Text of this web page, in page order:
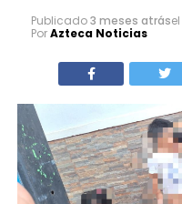
Publicado3 meses atrásel
PorAzteca Noticias